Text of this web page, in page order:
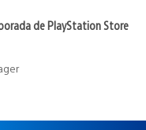
de PlayStation Store